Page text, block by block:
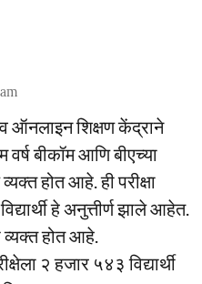
व ऑनलाइन शिक्षण केंद्राने
बीकॉम आणि बीएच्या
होत आहे. ही परीक्षा
हे अनुत्तीर्ण झाले आहेत.
व्यक्त होत आहे.
२ हजार ५४३ विद्यार्थी